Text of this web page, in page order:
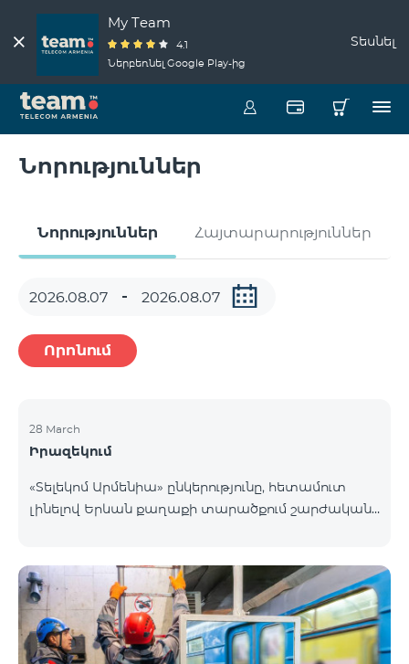
My Team
4.1
Ներբեռնել Google Play-ից
Տեսնել
Նորություններ
Նորություններ Հայտարարություններ
Որոնում
28 March
Իրազեկում
«Տելեկոմ Արմենիա» ընկերությունը, հետամուտ
լինելով Երևան քաղաքի տարածքում շարժական
տեղակայել հենասյունային տիպի կայմ Երևան
քաղաքի Նոր-Նորք վարչական շրջանի
Բագրևանդ փողոցի Ինժեներական թաղամասին
հարող հատվածում։ Տեղակայվող շարժական